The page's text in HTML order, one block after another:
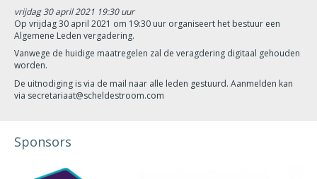
vrijdag 30 april 2021 19:30 uur
Op vrijdag 30 april 2021 om 19:30 uur organiseert het bestuur een
Algemene Leden vergadering.
Vanwege de huidige maatregelen zal de veragdering digitaal gehouden
worden.
De uitnodiging is via de mail naar alle leden gestuurd. Aanmelden kan
via secretariaat@scheldestroom.com
Sponsors